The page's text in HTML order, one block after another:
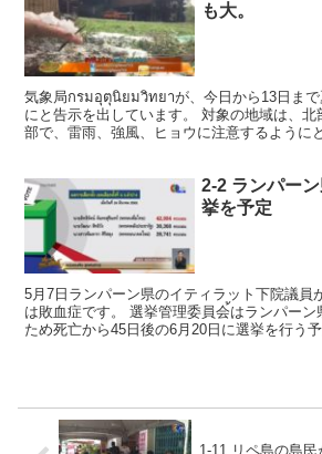
も大。
気象局กรมอุตุนิยมวิทยาが、今日から13日まで
にと告示を出しています。 対象の地域は、北
部で、雷雨、強風、ヒョウに注意するように
2-2 ランパー
挙を予定
5月7日ランパーン県のイティラット下院議員
は敗血症です。 選挙管理委員会้はランパーン
ため死亡から45日後の6月20日に選挙を行う
1-11 リペ島の島